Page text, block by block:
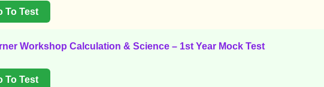
To Test
Workshop Calculation & Science – 1st Year Mock Test
To Test